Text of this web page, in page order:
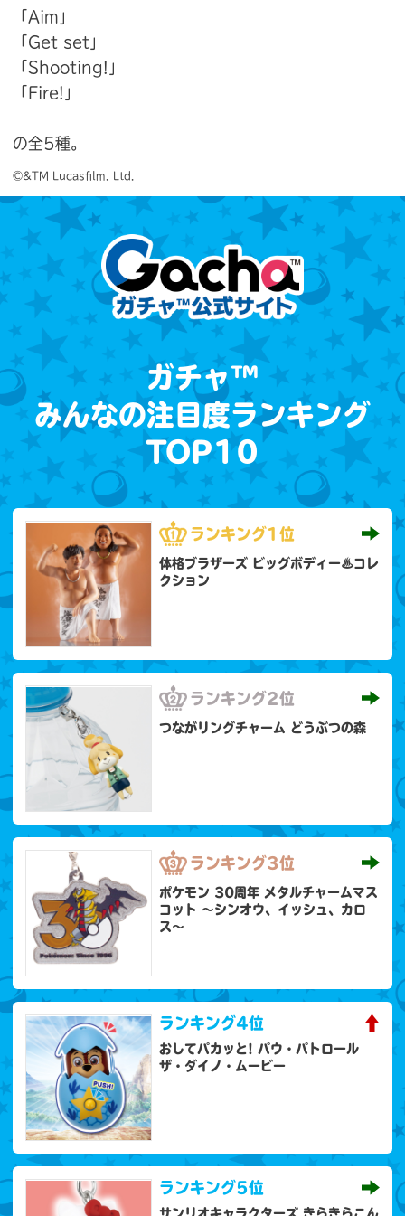
「Aim」
「Get set」
「Shooting!」
「Fire!」
の全5種。
©&TM Lucasfilm. Ltd.
ガチャ™
みんなの注目度ランキング
TOP10
ランキング1位
体格ブラザーズ ビッグボディー♨コレ
クション
ランキング2位
つながリングチャーム どうぶつの森
ランキング3位
ポケモン 30周年 メタルチャームマス
コット 〜シンオウ、イッシュ、カロ
ス〜
ランキング4位
おしてパカッと! パウ・パトロール
ザ・ダイノ・ムービー
ランキング5位
サンリオキャラクターズ きらきらこん